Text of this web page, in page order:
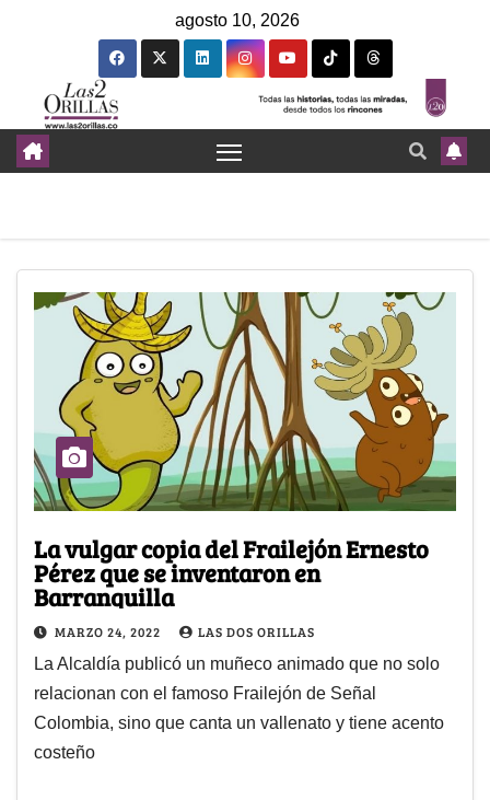
agosto 10, 2026
La vulgar copia del Frailejón Ernesto
Pérez que se inventaron en
Barranquilla
MARZO 24, 2022 LAS DOS ORILLAS
La Alcaldía publicó un muñeco animado que no solo
relacionan con el famoso Frailejón de Señal
Colombia, sino que canta un vallenato y tiene acento
costeño